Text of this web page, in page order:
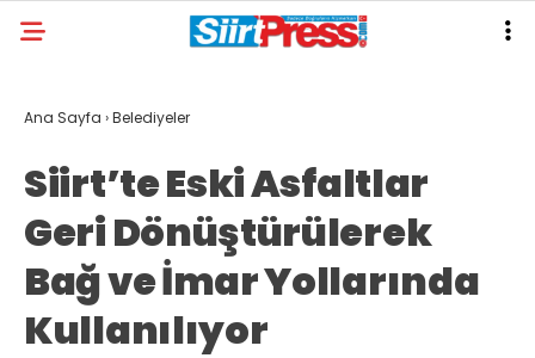
Ana Sayfa ›Belediyeler
Siirt’te Eski Asfaltlar
Geri Dönüştürülerek
Bağ ve İmar Yollarında
Kullanılıyor